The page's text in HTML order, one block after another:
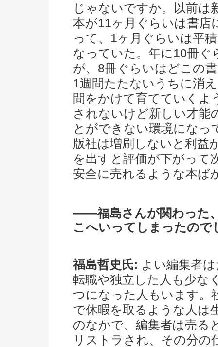
じゃないですか。以前は
本が11ヶ月ぐらいは書店
って、1ヶ月ぐらいは平
なっていた。年に10冊
が、8冊ぐらいはどこの
1週間たたないうちに消
間をかけて育てていくよ
されないけど新しい才能
とができない環境になっ
版社は増刷しないと利益
を出すと評価が下がって
安全に売れるような本ば
――福島さんが関わった
こへいってしまったので
福島哲史氏: よい編集者
転職や独立した人も少な
つになった人もいます。
で休暇を取るような人は
のなかで、編集者は売る
リストラされ、その分の